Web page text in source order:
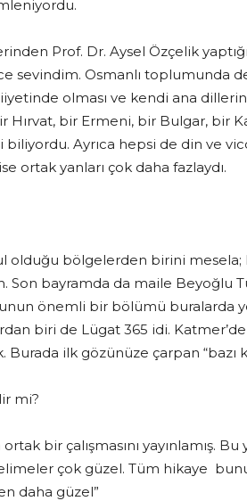
Prof. Dr. Aysel Özçelik
sevindim. Osmanlı toplumunda
olması ve kendi ana
Hırvat, bir Ermeni, bir Bulgar, bir
Ayrıca hepsi de din ve
ortak yanları çok daha fazlaydı.
olduğu bölgelerden birini mesela;
bayramda da maile Beyoğlu
önemli bir bölümü buralarda
biri de Lügat 365 idi.
ilk gözünüze çarpan “bazı
mi?
bir çalışmasını yayınlamış.
çok güzel. Tüm hikaye
daha güzel”